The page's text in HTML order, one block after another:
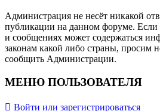
Администрация не несёт никакой
публикации на данном форуме. Если
и сообщениях может содержаться
законам какой либо страны, просим
сообщить Администрации.
МЕНЮ ПОЛЬЗОВАТЕЛЯ
Войти или зарегистрироваться